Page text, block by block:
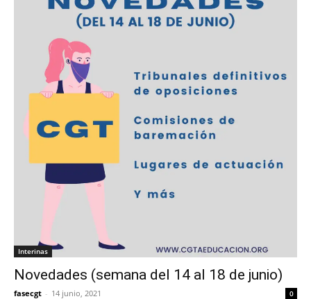
Interinas
Novedades (semana del 14 al 18 de junio)
fasecgt - 14 junio, 2021 0